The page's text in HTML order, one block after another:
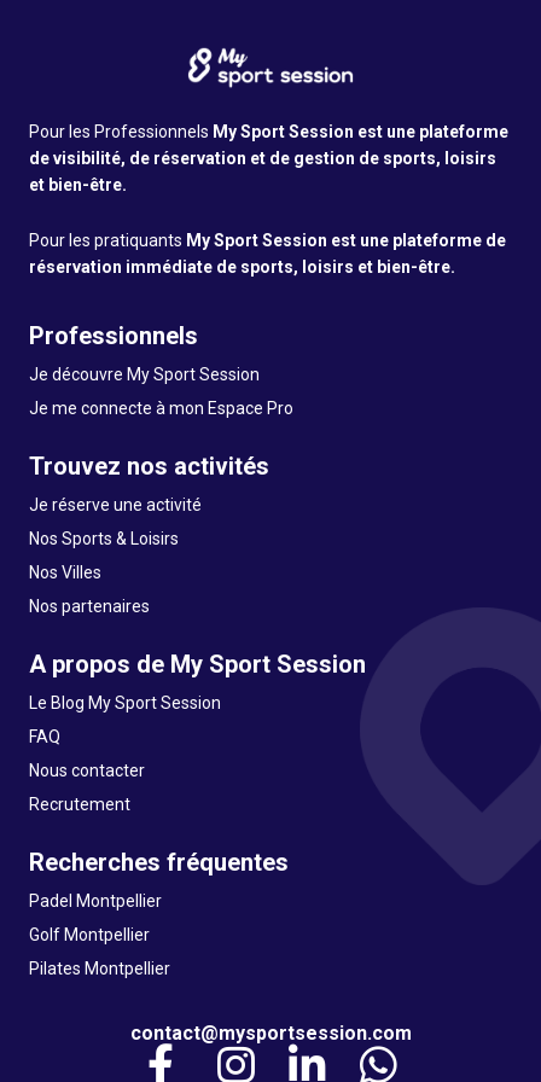
Pour les Professionnels My Sport Session est une plateforme
de visibilité, de réservation et de gestion de sports, loisirs
et bien-être.
Pour les pratiquants My Sport Session est une plateforme de
réservation immédiate de sports, loisirs et bien-être.
Professionnels
Je découvre My Sport Session
Je me connecte à mon Espace Pro
Trouvez nos activités
Je réserve une activité
Nos Sports & Loisirs
Nos Villes
Nos partenaires
A propos de My Sport Session
Le Blog My Sport Session
FAQ
Nous contacter
Recrutement
Recherches fréquentes
Padel Montpellier
Golf Montpellier
Pilates Montpellier
contact@mysportsession.com